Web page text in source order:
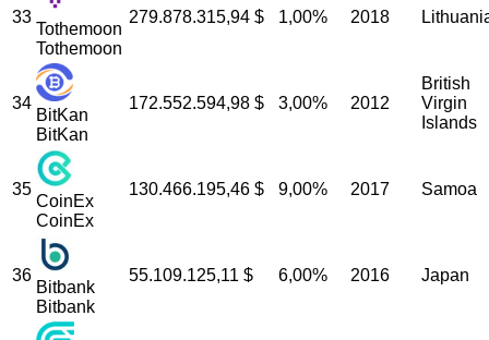
33
Tothemoon
Tothemoon
279.878.315,94 $ 1,00% 2018
34
BitKan
BitKan
172.552.594,98 $ 3,00% 2012
British
Virgin
Islands
35
CoinEx
CoinEx
130.466.195,46 $ 9,00% 2017 Samoa
36
Bitbank
Bitbank
55.109.125,11 $ 6,00% 2016 Japan